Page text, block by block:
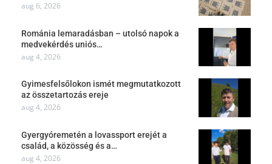
aug 6, 2026
Románia lemaradásban – utolsó napok a
medvekérdés uniós…
aug 4, 2026
Gyimesfelsőlokon ismét megmutatkozott
az összetartozás ereje
aug 4, 2026
Gyergyóremetén a lovassport erejét a
család, a közösség és a…
aug 4, 2026